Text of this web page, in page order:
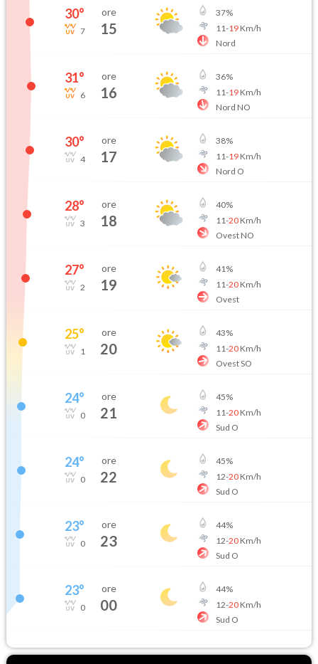
30°
7
ore
15
37%
11-19Km/h
Nord
31°
6
ore
16
36%
11-19Km/h
Nord NO
30°
4
ore
17
38%
11-19Km/h
Nord O
28°
3
ore
18
40%
11-20Km/h
Ovest NO
27°
2
ore
19
41%
11-20Km/h
Ovest
25°
1
ore
20
43%
11-20Km/h
Ovest SO
24°
0
ore
21
45%
11-20Km/h
Sud O
24°
0
ore
22
45%
12-20Km/h
Sud O
23°
0
ore
23
44%
12-20Km/h
Sud O
23°
0
ore
00
44%
12-20Km/h
Sud O